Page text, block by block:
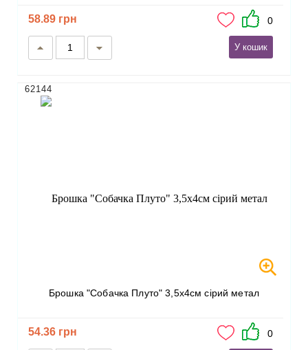
58.89 грн 0
У кошик
Брошка "Собачка Плуто" 3,5х4см сірий метал
62144
54.36 грн 0